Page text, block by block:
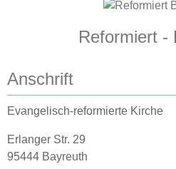
Reformiert -
Anschrift
Evangelisch-reformierte Kirche
Erlanger Str. 29
95444 Bayreuth